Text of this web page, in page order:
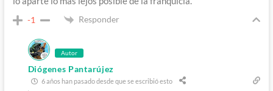
-1 Responder
Autor
Diógenes Pantarújez
6 años han pasado desde que se escribió esto